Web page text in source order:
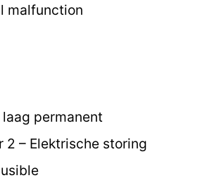
malfunction
permanent
2 – Elektrische storing